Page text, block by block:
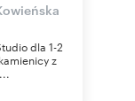
dla 1-2
z